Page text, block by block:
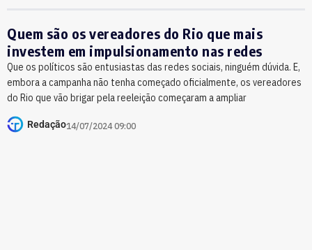
Quem são os vereadores do Rio que mais
investem em impulsionamento nas redes
Que os políticos são entusiastas das redes sociais, ninguém dúvida. E,
embora a campanha não tenha começado oficialmente, os vereadores
do Rio que vão brigar pela reeleição começaram a ampliar
Redação14/07/2024 09:00